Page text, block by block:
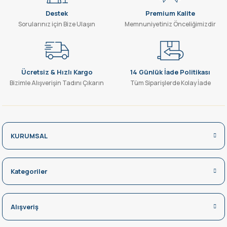
SEPETE EKLE
YL70-0200 200W LED PROJEKTÖR BEYAZ
1.560,00 TL
SEPETE EKLE
-%50
YL70-1010 10W ULTRA SLİM LED PROJEKTÖR 6500K
384,00 TL
192,00 TL
SEPETE EKLE
Destek
Sorularınız için Bize Ulaşın
Premium Kalite
Memnuniyetiniz Önceliğimizdir
Ücretsiz & Hızlı Kargo
Bizimle Alışverişin Tadını Çıkarın
14 Günlük İade Politikası
Tüm Siparişlerde Kolay İade
KURUMSAL
Kategoriler
Alışveriş